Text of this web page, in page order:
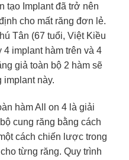
tạo Implant đã trở nên
cho mất răng đơn lẻ.
Tân (67 tuổi, Việt Kiều
implant hàm trên và 4
giả toàn bộ 2 hàm sẽ
này.
hàm All on 4 là giải
cung răng bằng cách
cách chiến lược trong
từng răng. Quy trình